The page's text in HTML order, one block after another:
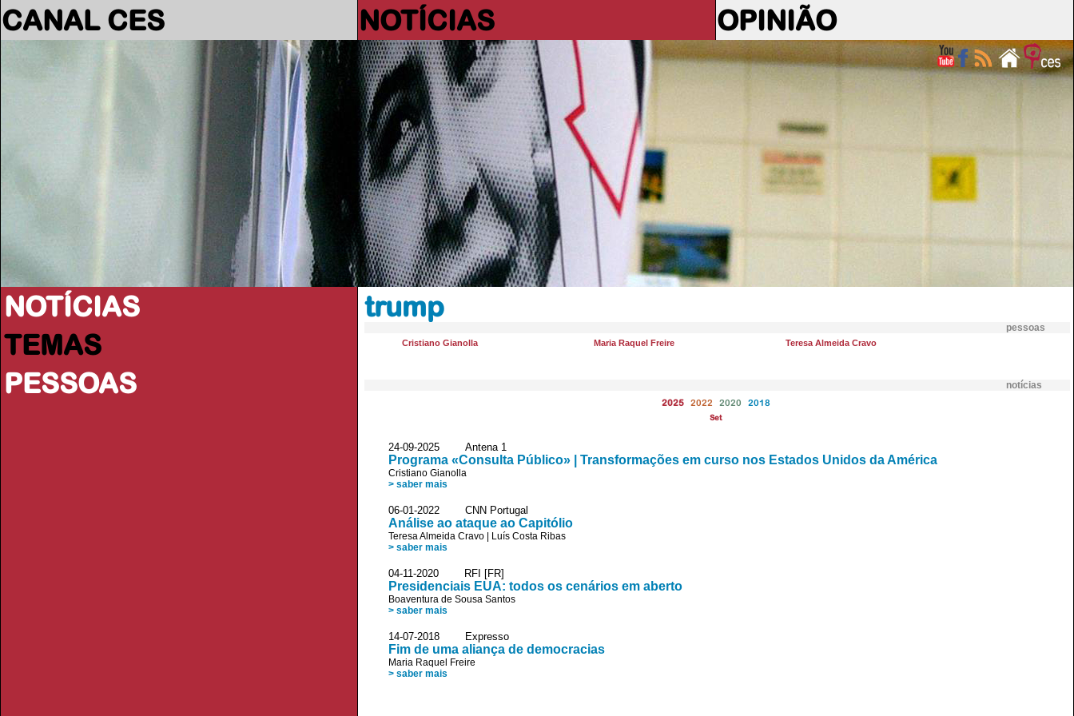
CANAL CES NOTÍCIAS OPINIÃO
NOTÍCIAS
TEMAS
PESSOAS
trump
pessoas
Cristiano Gianolla Maria Raquel Freire Teresa Almeida Cravo
notícias
2025 2022 2020 2018
Set
24-09-2025 Antena 1
Programa «Consulta Público» | Transformações em curso nos Estados Unidos da América
Cristiano Gianolla
> saber mais
06-01-2022 CNN Portugal
Análise ao ataque ao Capitólio
Teresa Almeida Cravo
Luís Costa Ribas
> saber mais
04-11-2020 RFI [FR]
Presidenciais EUA: todos os cenários em aberto
Boaventura de Sousa Santos
> saber mais
14-07-2018 Expresso
Fim de uma aliança de democracias
Maria Raquel Freire
> saber mais